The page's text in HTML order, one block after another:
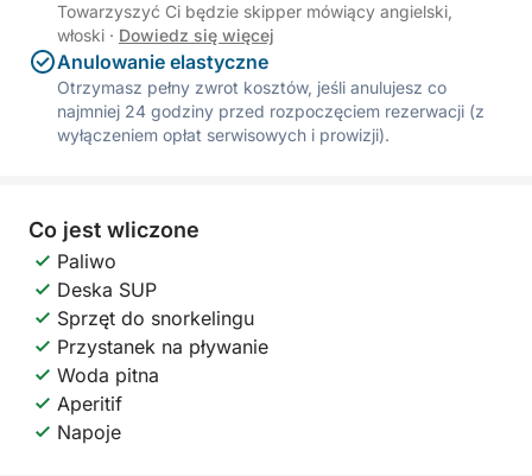
Towarzyszyć Ci będzie skipper mówiący angielski,
włoski · Dowiedz się więcej
Anulowanie elastyczne
Otrzymasz pełny zwrot kosztów, jeśli anulujesz co
najmniej 24 godziny przed rozpoczęciem rezerwacji (z
wyłączeniem opłat serwisowych i prowizji).
Co jest wliczone
Paliwo
Deska SUP
Sprzęt do snorkelingu
Przystanek na pływanie
Woda pitna
Aperitif
Napoje